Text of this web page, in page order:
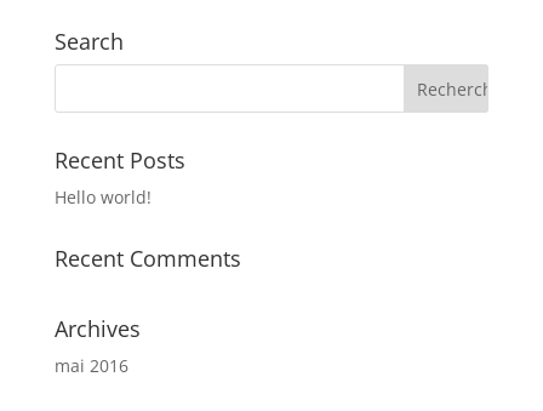
Search
Recent Posts
Hello world!
Recent Comments
Archives
mai 2016